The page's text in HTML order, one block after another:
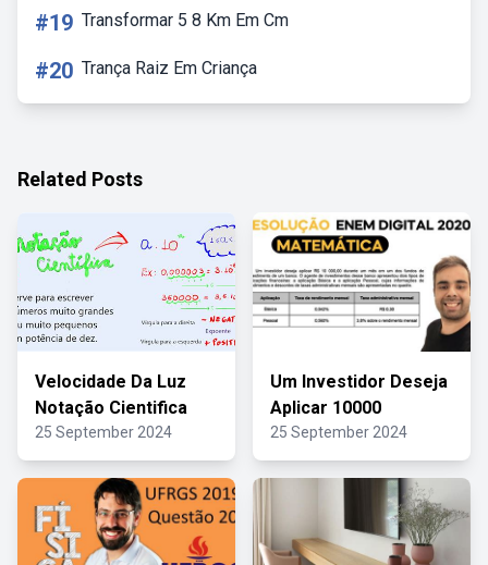
#19 Transformar 5 8 Km Em Cm
#20 Trança Raiz Em Criança
Related Posts
Velocidade Da Luz
Notação Cientifica
25 September 2024
Um Investidor Deseja
Aplicar 10000
25 September 2024